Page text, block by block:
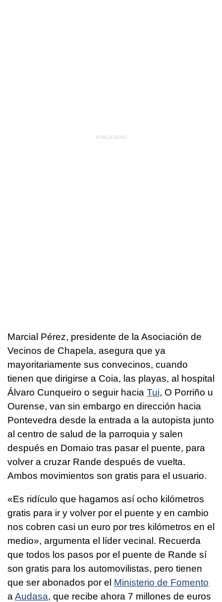
Marcial Pérez, presidente de la Asociación de
Vecinos de Chapela, asegura que ya
mayoritariamente sus convecinos, cuando
tienen que dirigirse a Coia, las playas, al hospital
Álvaro Cunqueiro o seguir hacia Tui, O Porriño u
Ourense, van sin embargo en dirección hacia
Pontevedra desde la entrada a la autopista junto
al centro de salud de la parroquia y salen
después en Domaio tras pasar el puente, para
volver a cruzar Rande después de vuelta.
Ambos movimientos son gratis para el usuario.
«Es ridículo que hagamos así ocho kilómetros
gratis para ir y volver por el puente y en cambio
nos cobren casi un euro por tres kilómetros en el
medio», argumenta el líder vecinal. Recuerda
que todos los pasos por el puente de Rande sí
son gratis para los automovilistas, pero tienen
que ser abonados por el Ministerio de Fomento
a Audasa, que recibe ahora 7 millones de euros